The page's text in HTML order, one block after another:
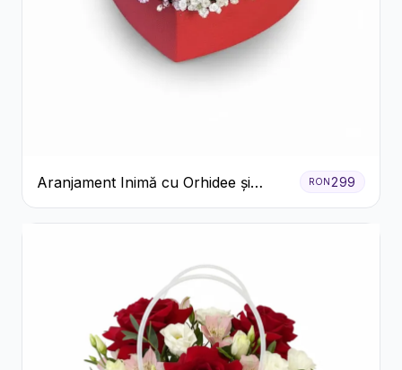
Aranjament Inimă cu Orhidee și
Floarea Miresei
RON 299